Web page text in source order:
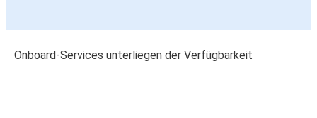
Onboard-Services unterliegen der Verfügbarkeit